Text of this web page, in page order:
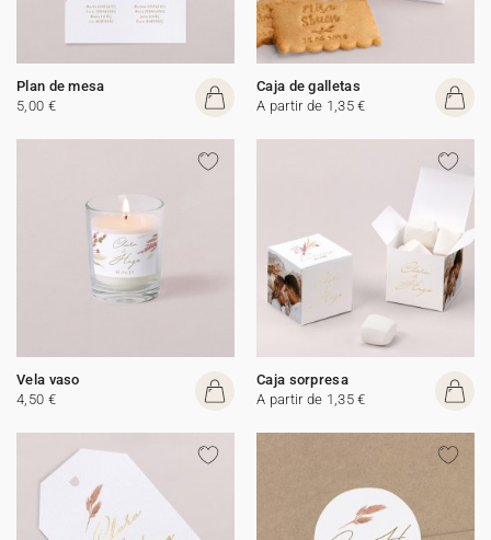
Plan de mesa
5,00 €
Caja de galletas
A partir de 1,35 €
Vela vaso
4,50 €
Caja sorpresa
A partir de 1,35 €